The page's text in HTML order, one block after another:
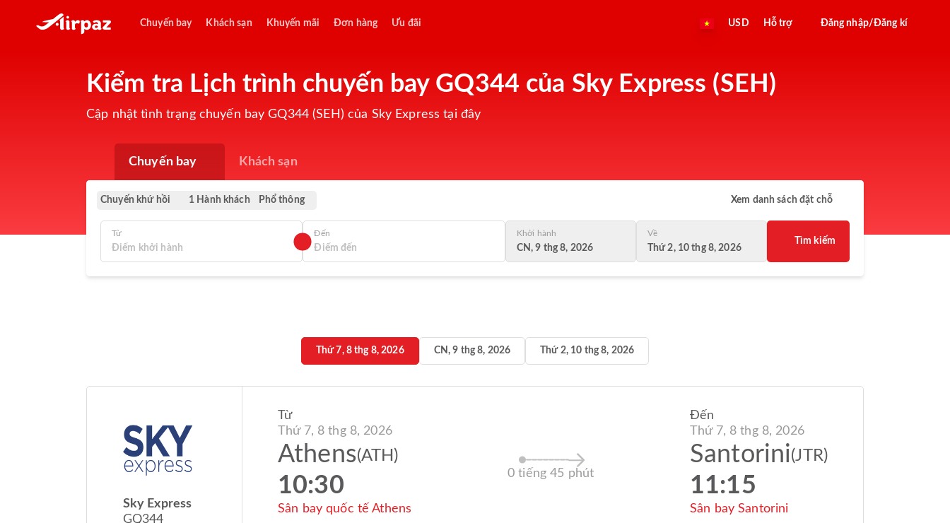
Chuyến bay Khách sạn Khuyến mãi Đơn hàng Ưu đãi USD Hỗ trợ Đăng nhập/Đăng kí
Kiểm tra Lịch trình chuyến bay GQ344 của Sky Express (SEH)
Cập nhật tình trạng chuyến bay GQ344 (SEH) của Sky Express tại đây
Chuyến bay Khách sạn
Chuyến khứ hồi 1 Hành khách Phổ thông Xem danh sách đặt chỗ
Từ Đến Khởi hành
CN, 9 thg 8, 2026
Về
Thứ 2, 10 thg 8, 2026
Tìm kiếm
Thứ 7, 8 thg 8, 2026 CN, 9 thg 8, 2026 Thứ 2, 10 thg 8, 2026
Sky Express
GQ344
Từ
Thứ 7, 8 thg 8, 2026
Athens(ATH)
10:30
Sân bay quốc tế Athens
0 tiếng 45 phút
Đến
Thứ 7, 8 thg 8, 2026
Santorini(JTR)
11:15
Sân bay Santorini